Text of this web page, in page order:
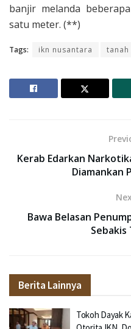
banjir melanda
satu meter. (**)
Tags: ikn nusantara
Kerab Edarkan
Diamankan
Bawa Belasan
Berita Lainnya
Tokoh Dayak